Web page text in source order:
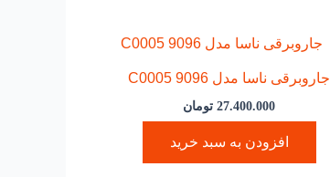
جاروبرقی ناسا مدل C0005 9096
27.400.000 تومان
افزودن به سبد خرید